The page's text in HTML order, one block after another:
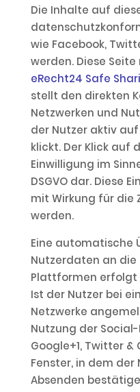
Die Inhalte auf
wie Facebook,
werden. Diese
eRecht24 Safe
stellt den direkten
Netzwerken und
der Nutzer aktiv
klickt. Der Klick auf
Einwilligung im
DSGVO dar. Diese
mit Wirkung für die
werden.
Eine automatische
Nutzerdaten an die
Plattformen erfolgt
Ist der Nutzer bei
Netzwerke
Nutzung der
Google+1, Twitter
Fenster, in dem
Absenden